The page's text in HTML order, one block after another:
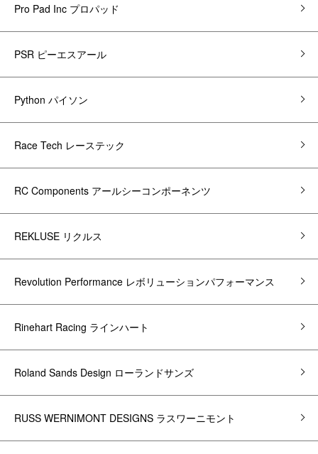
Pro Pad Inc プロパッド
PSR ピーエスアール
Python パイソン
Race Tech レーステック
RC Components アールシーコンポーネンツ
REKLUSE リクルス
Revolution Performance レボリューションパフォーマンス
Rinehart Racing ラインハート
Roland Sands Design ローランドサンズ
RUSS WERNIMONT DESIGNS ラスワーニモント